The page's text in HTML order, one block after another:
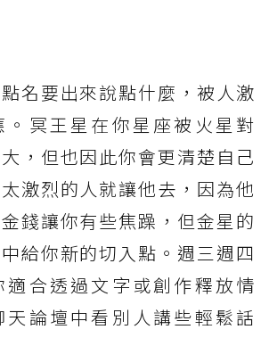
名要出來說點什麼，被人激
。冥王星在你星座被火星對
，但也因此你會更清楚自己
激烈的人就讓他去，因為他
錢讓你有些焦躁，但金星的
給你新的切入點。週三週四
適合透過文字或創作釋放情
論壇中看別人講些輕鬆話